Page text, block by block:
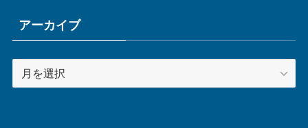
アーカイブ
ー